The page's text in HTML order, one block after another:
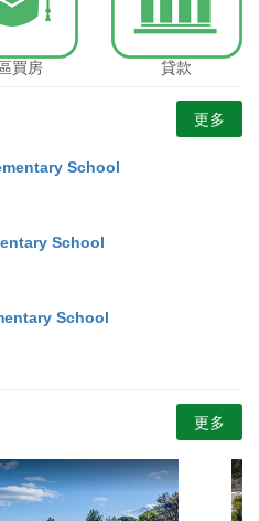
買房 貸款
更多
School
School
School
更多